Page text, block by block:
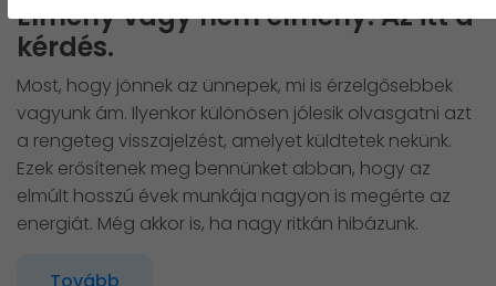
Élmény vagy nem élmény: Az itt a
kérdés.
Most, hogy jönnek az ünnepek, mi is érzelgősebbek
vagyunk ám. Ilyenkor különösen jólesik olvasgatni azt
a rengeteg visszajelzést, amelyet küldtetek nekünk.
Ezek erősítenek meg bennünket abban, hogy az
elmúlt hosszú évek munkája nagyon is megérte az
energiát. Még akkor is, ha nagy ritkán hibázunk.
Tovább